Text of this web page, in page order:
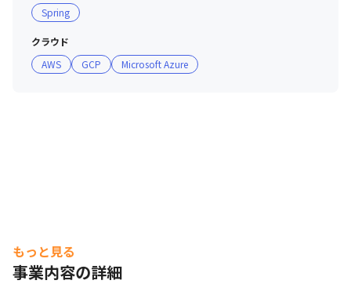
Spring
クラウド
AWS
GCP Microsoft Azure
もっと見る
事業内容の詳細